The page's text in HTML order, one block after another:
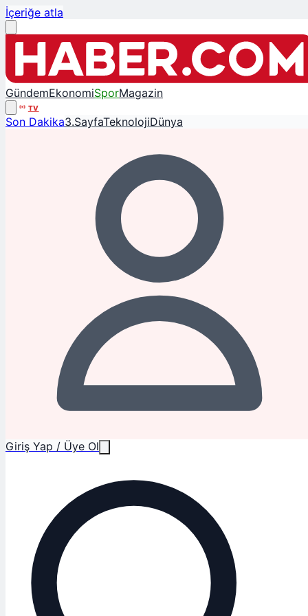
İçeriğe atla
GündemEkonomiSporMagazin
TV
Son Dakika3.SayfaTeknolojiDünya
Giriş Yap / Üye Ol